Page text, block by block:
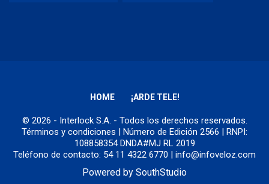
HOME ¡ARDE TELE!
© 2026 - Interlock S.A. - Todos los derechos reservados.
Términos y condiciones | Número de Edición 2566 | RNPI:
108858354 DNDA#MJ RL 2019
Teléfono de contacto: 54 11 4322 6770 | info@infoveloz.com
Powered by SouthStudio